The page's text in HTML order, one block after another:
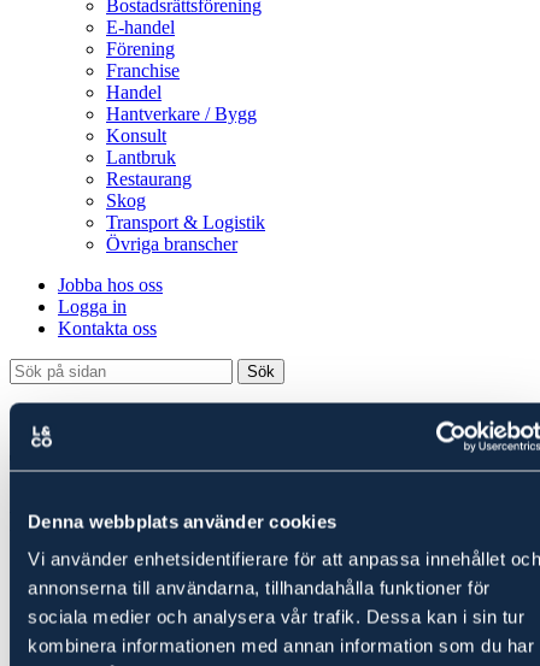
Denna webbplats använder cookies
Vi använder enhetsidentifierare för att anpassa innehållet och
annonserna till användarna, tillhandahålla funktioner för
sociala medier och analysera vår trafik. Dessa kan i sin tur
kombinera informationen med annan information som du har
Bostadsrättsförening
E-handel
Förening
Franchise
Handel
Hantverkare / Bygg
Konsult
Lantbruk
Restaurang
Skog
Transport & Logistik
Övriga branscher
Jobba hos oss
Logga in
Kontakta oss
Sök
Tjänstebolaget AB – från 1725 kr/månad
Redovisning för tjänstebolag
Personlig redovisningskonsult
Löpande redovisning
Momsredovisning
Lön
Årsbokslut